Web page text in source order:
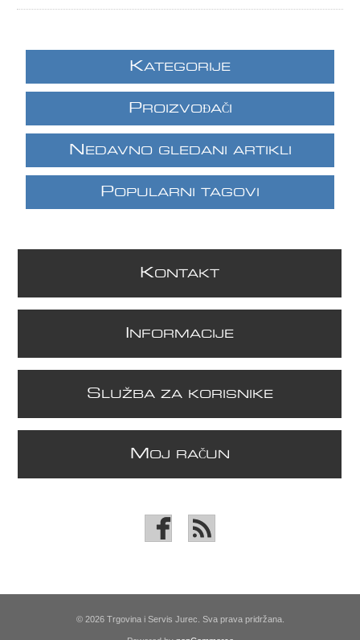
KATEGORIJE
PROIZVOĐAČI
N EDAVNO GLEDANI ARTIKLI
POPULARNI TAGOVI
KONTAKT
NFORMACIJE
S LUŽBA ZA KORISNIKE
M OJ RAČUN
© 2026 Trgovina i Servis Jurec. Sva prava pridržana.